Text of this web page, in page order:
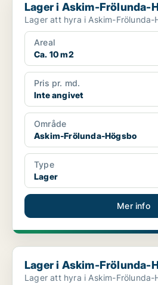
Lager i Askim-Frölunda-
Lager att hyra i Askim-Frölunda-
Areal
Ca. 10 m2
Pris pr. md.
Inte angivet
Område
Askim-Frölunda-Högsbo
Type
Lager
Mer info
Lager i Askim-Frölunda-Högsbo
Lager i Askim-Frölunda-
Lager att hyra i Askim-Frölunda-